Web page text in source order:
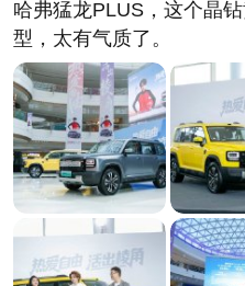
哈弗猛龙PLUS，这个晶
型，太有气质了。